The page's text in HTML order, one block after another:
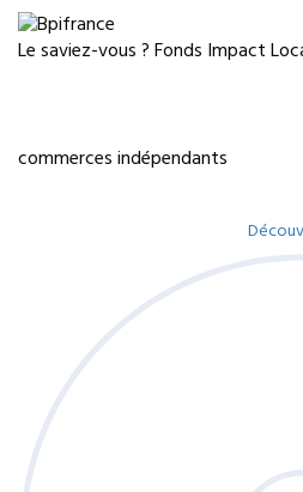
Le saviez-vous ?Fonds Impact
commerces indépendants